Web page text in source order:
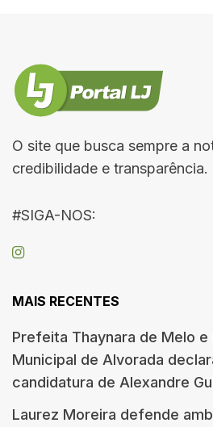
O site que busca sempre a
credibilidade e transparência.
#SIGA-NOS:
MAIS RECENTES
Prefeita Thaynara de Melo e
Municipal de Alvorada
candidatura de Alexandre
Laurez Moreira defende